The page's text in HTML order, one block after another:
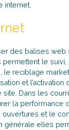
internet.
des balises web
le suivi,
le reciblage
et l’activation
site. Dans les
la performance
ouvertures et le
générale elles